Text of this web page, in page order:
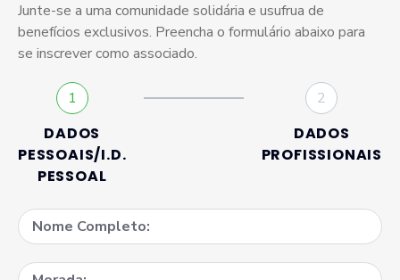
Junte-se a uma comunidade solidária e usufrua de
benefícios exclusivos. Preencha o formulário abaixo para
se inscrever como associado.
1
DADOS
PESSOAIS/I.D.
PESSOAL
2
DADOS
PROFISSIONAIS